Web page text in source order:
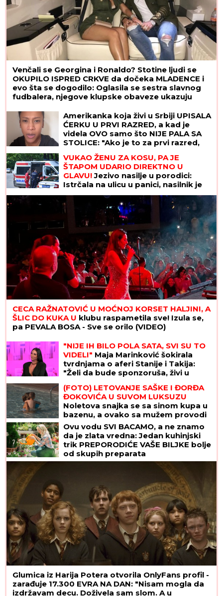
Venčali se Georgina i Ronaldo? Stotine ljudi se
OKUPILO ISPRED CRKVE da dočeka MLADENCE i
evo šta se dogodilo: Oglasila se sestra slavnog
fudbalera, njegove klupske obaveze ukazuju
Amerikanka koja živi u Srbiji UPISALA
ĆERKU U PRVI RAZRED, a kad je
videla OVO samo što NIJE PALA SA
STOLICE: "Ako je to za prvi razred,
šta će tek biti u drugom"
VUKAO ŽENU ZA KOSU, PA JE
ŠTAPOM UDARIO DIREKTNO U
GLAVU!Jezivo nasilje u porodici:
Istrčala na ulicu u panici, nasilnik je
stigao, prolaznici sprečili katastrofu
CECA RAŽNATOVIĆ U MOĆNOJ KORSET HALJINI, A
ŠLIC DO KUKA U klubu raspametila sve! Izula se,
pa PEVALA BOSA - Sve se orilo (VIDEO)
"NIJE IH BILO POLA SATA, SVI SU TO
VIDELI" Maja Marinković šokirala
tvrdnjama o aferi Stanije i Takija:
"Želi da bude sponzoruša, živi u
(FOTO) LETOVANJE SAŠKE I ĐORĐA
ĐOKOVIĆA U SUVOM LUKSUZU
Noletova snajka se sa sinom kupa u
bazenu, a ovako sa mužem provodi
vreme na jahti
Ovu vodu SVI BACAMO, a ne znamo
da je zlata vredna: Jedan kuhinjski
trik PREPORODIĆE VAŠE BILJKE bolje
od skupih preparata
Glumica iz Harija Potera otvorila OnlyFans profil -
zarađuje 17.300 EVRA NA DAN: "Nisam mogla da
izdržavam decu. Doživela sam slom. A u